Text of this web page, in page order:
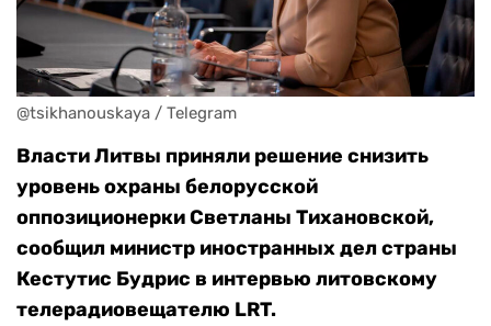
@tsikhanouskaya / Telegram
Власти Литвы приняли решение снизить
уровень охраны белорусской
оппозиционерки Светланы Тихановской,
сообщил министр иностранных дел страны
Кестутис Будрис в интервью литовскому
телерадиовещателю LRT.